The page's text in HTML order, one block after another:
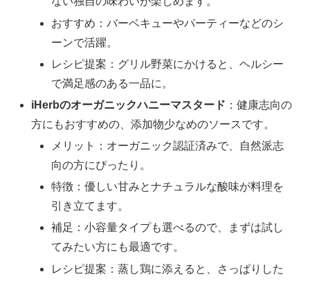
おすすめ：バーベキューやパーティーなどのシ
ーンで活躍。
レシピ提案：グリル野菜にかけると、ヘルシー
で満足感のある一品に。
iHerbのオーガニックハニーマスタード ：健康志向の
方にもおすすめの、添加物少なめのソースです。
メリット：オーガニック認証済みで、自然派志
向の方にぴったり。
特徴：優しい甘みとナチュラルな酸味が料理を
引き立てます。
補足：小容量タイプも選べるので、まずは試し
てみたい方にも最適です。
レシピ提案：蒸し鶏に添えると、さっぱりした